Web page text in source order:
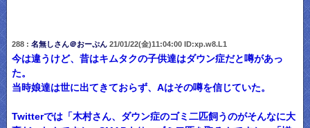
288 : 名無しさん＠おーぷん21/01/22(金)11:04:00 ID:xp.w8.L1
今は違うけど、昔はキムタクの子供達はダウン症だと噂があっ
た。
当時娘達は世に出てきておらず、Aはその噂を信じていた。
Twitterでは「木村さん、ダウン症のゴミ二匹飼うのがそんなに大